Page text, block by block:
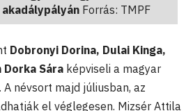
Forrás: TMPF
Dobronyi Dorina, Dulai Kinga,
Dorka Sára képviseli a magyar
névsort majd júliusban, az
el véglegesen. Mizsér Attila